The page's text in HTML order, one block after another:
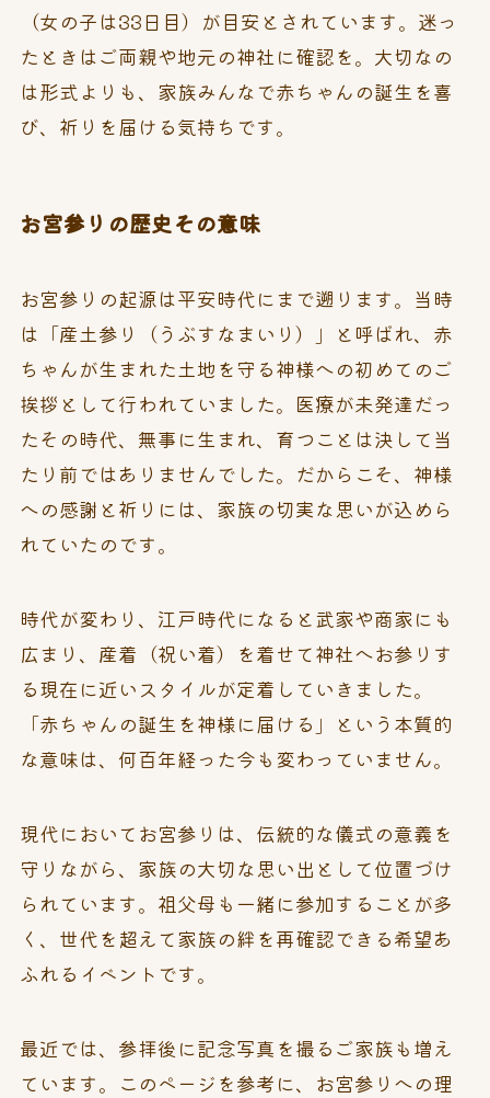
（女の子は33日目）が目安とされています。迷っ
たときはご両親や地元の神社に確認を。大切なの
は形式よりも、家族みんなで赤ちゃんの誕生を喜
び、祈りを届ける気持ちです。
お宮参りの歴史その意味
お宮参りの起源は平安時代にまで遡ります。当時
は「産土参り（うぶすなまいり）」と呼ばれ、赤
ちゃんが生まれた土地を守る神様への初めてのご
挨拶として行われていました。医療が未発達だっ
たその時代、無事に生まれ、育つことは決して当
たり前ではありませんでした。だからこそ、神様
への感謝と祈りには、家族の切実な思いが込めら
れていたのです。
時代が変わり、江戸時代になると武家や商家にも
広まり、産着（祝い着）を着せて神社へお参りす
る現在に近いスタイルが定着していきました。
「赤ちゃんの誕生を神様に届ける」という本質的
な意味は、何百年経った今も変わっていません。
現代においてお宮参りは、伝統的な儀式の意義を
守りながら、家族の大切な思い出として位置づけ
られています。祖父母も一緒に参加することが多
く、世代を超えて家族の絆を再確認できる希望あ
ふれるイベントです。
最近では、参拝後に記念写真を撮るご家族も増え
ています。このページを参考に、お宮参りへの理